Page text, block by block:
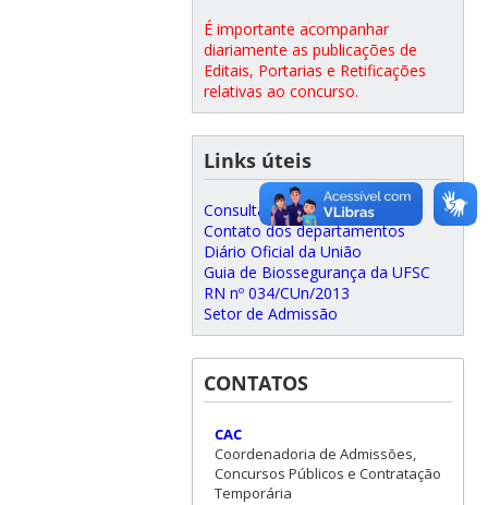
É importante acompanhar
diariamente as publicações de
Editais, Portarias e Retificações
relativas ao concurso.
Links úteis
Consulta a processos
Contato dos departamentos
Diário Oficial da União
Guia de Biossegurança da UFSC
RN nº 034/CUn/2013
Setor de Admissão
CONTATOS
CAC
Coordenadoria de Admissões,
Concursos Públicos e Contratação
Temporária